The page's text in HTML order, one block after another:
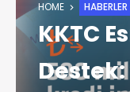
HOME HABERLER
KKTC